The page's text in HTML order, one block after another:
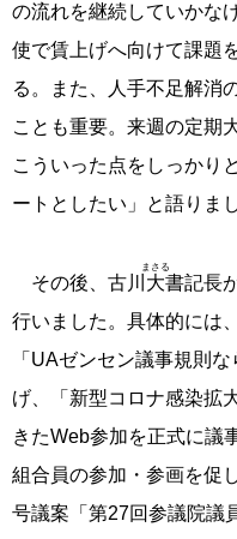
の流れを継続していかな
使で賃上げへ向けて課題
る。また、人手不足解消
ことも重要。来週の定期
こういった点をしっかり
ートとしたい」と語りま
その後、古川 大
まさる
書記長
行いました。具体的には
「UAゼンセン議事規則
げ、「新型コロナ感染拡
きたWeb参加を正式に議
組合員の参加・参画を促
号議案「第27回参議院議